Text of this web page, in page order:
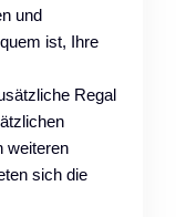
und
ist, Ihre
Regal
weiteren
sich die